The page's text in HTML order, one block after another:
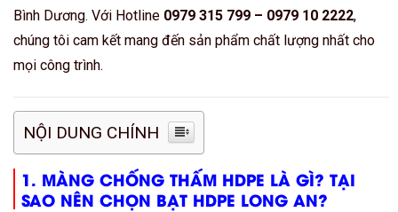
Bình Dương. Với Hotline 0979 315 799 – 0979 10 2222,
chúng tôi cam kết mang đến sản phẩm chất lượng nhất cho
mọi công trình.
NỘI DUNG CHÍNH
1. MÀNG CHỐNG THẤM HDPE LÀ GÌ? TẠI
SAO NÊN CHỌN BẠT HDPE LONG AN?